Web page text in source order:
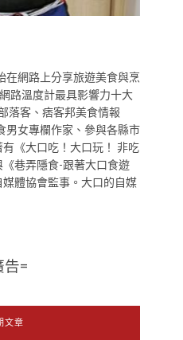
在網路上分享旅遊美食與烹
路溫度計最具影響力十大
落客、痞客邦美食情報
男女專欄作家、參與各縣市
《大口吃！大口玩！ 非吃
巷弄隱食-跟著大口食遊
體協會監事。大口的自媒
告=
文章